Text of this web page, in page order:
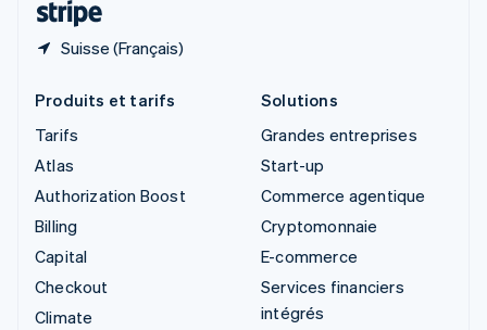
Suisse (Français)
Produits et tarifs
Tarifs
Atlas
Authorization Boost
Billing
Capital
Checkout
Climate
Solutions
Grandes entreprises
Start-up
Commerce agentique
Cryptomonnaie
E-commerce
Services financiers
intégrés